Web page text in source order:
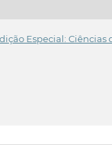
Especial: